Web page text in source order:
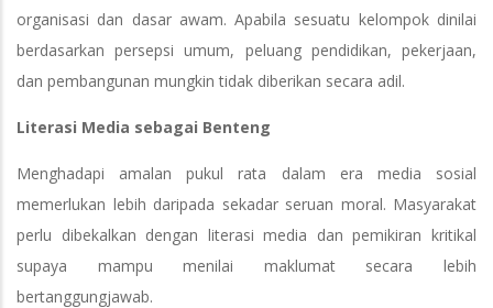
organisasi dan dasar awam. Apabila sesuatu kelompok dinilai
berdasarkan persepsi umum, peluang pendidikan, pekerjaan,
dan pembangunan mungkin tidak diberikan secara adil.
Literasi Media sebagai Benteng
Menghadapi amalan pukul rata dalam era media sosial
memerlukan lebih daripada sekadar seruan moral. Masyarakat
perlu dibekalkan dengan literasi media dan pemikiran kritikal
supaya mampu menilai maklumat secara lebih
bertanggungjawab.